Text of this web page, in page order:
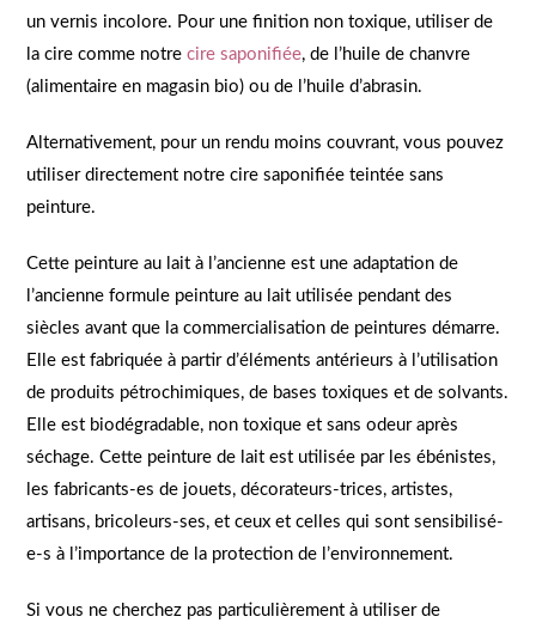
un vernis incolore. Pour une finition non toxique, utiliser de
la cire comme notrecire saponifiée, de l’huile de chanvre
(alimentaire en magasin bio) ou de l’huile d’abrasin.
Alternativement, pour un rendu moins couvrant, vous pouvez
utiliser directement notre cire saponifiée teintée sans
peinture.
Cette peinture au lait à l’ancienne est une adaptation de
l’ancienne formule peinture au lait utilisée pendant des
siècles avant que la commercialisation de peintures démarre.
Elle est fabriquée à partir d’éléments antérieurs à l’utilisation
de produits pétrochimiques, de bases toxiques et de solvants.
Elle est biodégradable, non toxique et sans odeur après
séchage. Cette peinture de lait est utilisée par les ébénistes,
les fabricants-es de jouets, décorateurs-trices, artistes,
artisans, bricoleurs-ses, et ceux et celles qui sont sensibilisé-
e-s à l’importance de la protection de l’environnement.
Si vous ne cherchez pas particulièrement à utiliser de